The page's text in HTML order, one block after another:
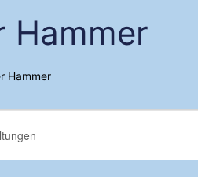
Hammer
Hammer